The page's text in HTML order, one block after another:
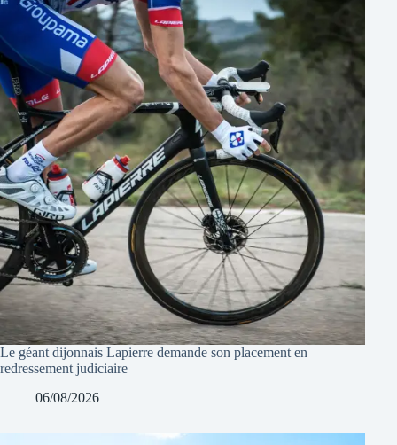
Le géant dijonnais Lapierre demande son placement en
redressement judiciaire
06/08/2026